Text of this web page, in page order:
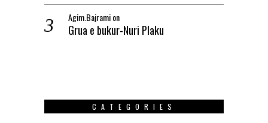
Agim.Bajramion
Grua e bukur-Nuri Plaku
CATEGORIES